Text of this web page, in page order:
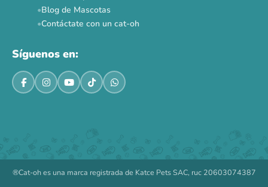
Blog de Mascotas
Contáctate con un cat-oh
Síguenos en:
®Cat-oh es una marca registrada de Katce Pets SAC, ruc 20603074387